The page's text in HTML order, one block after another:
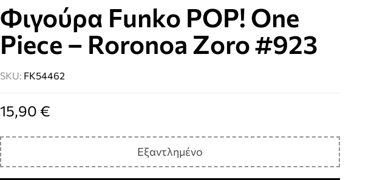
15,90€
24,90€
Φιγούρα Funko POP! One
Piece – Roronoa Zoro #923
SKU: FK54462
15,90 €
Εξαντλημένο